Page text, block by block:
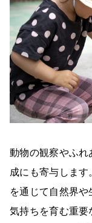
動物の観察やふ
成にも寄与しま
を通じて自然界
気持ちを育む重